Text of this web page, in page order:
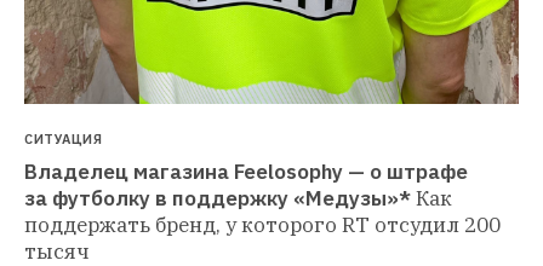
СИТУАЦИЯ
Владелец магазина Feelosophy — о штрафе
за футболку в поддержку «Медузы»*Как
поддержать бренд, у которого RT отсудил 200
тысяч